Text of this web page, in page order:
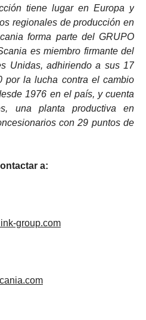
tiene lugar en Europa y
regionales de producción en
forma parte del GRUPO
es miembro firmante del
Unidas, adhiriendo a sus 17
por la lucha contra el cambio
1976 en el país, y cuenta
una planta productiva en
con 29 puntos de
a:
group.com